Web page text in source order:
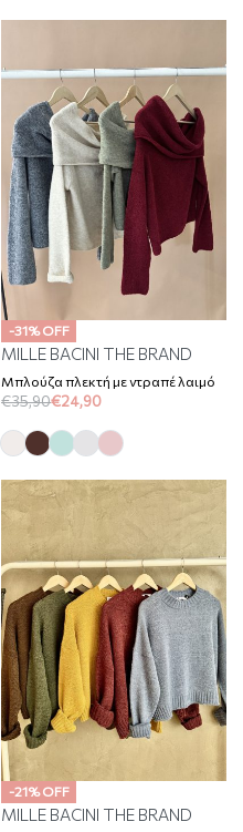
-31% OFF
MILLE BACINI THE BRAND
Μπλούζα πλεκτή με ντραπέ λαιμό
€35,90€24,90
-21% OFF
MILLE BACINI THE BRAND